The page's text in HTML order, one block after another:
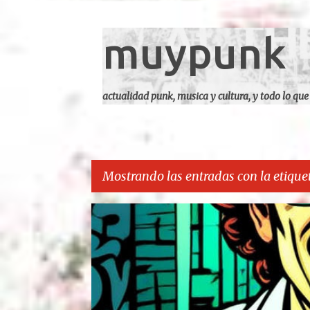
muypunk
actualidad punk, musica y cultura, y todo lo que
Mostrando las entradas con la
E
n
t
a
CARCA